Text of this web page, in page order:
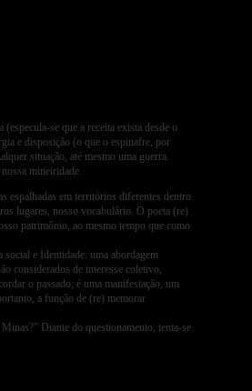
se que a receita exista desde o
e disposição (o que o espinafre, por
situação, até mesmo uma guerra.
mineiridade.
espalhadas em territórios diferentes dentro
lugares, nosso vocabulário. O poeta (re)
patrimônio, ao mesmo tempo que como
e Identidade: uma abordagem
considerados de interesse coletivo,
o passado; é uma manifestação, um
a função de (re) memorar
Diante do questionamento, tenta-se